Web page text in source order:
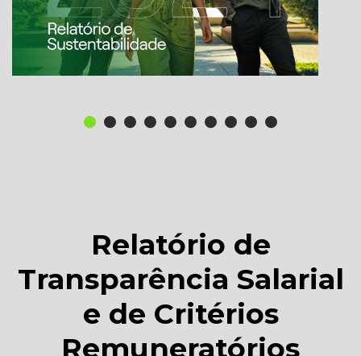
Relatório de
Transparência Salarial
e de Critérios
Remuneratórios